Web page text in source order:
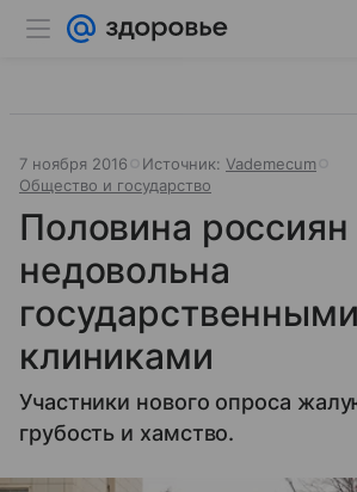
7 ноября 2016 Источник: Vademecum
Общество и государство
Половина россиян
недовольна
государственными
клиниками
Участники нового опроса
грубость и хамство.